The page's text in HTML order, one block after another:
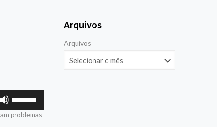
as
setas
problemas
Arquivos
Arquivos